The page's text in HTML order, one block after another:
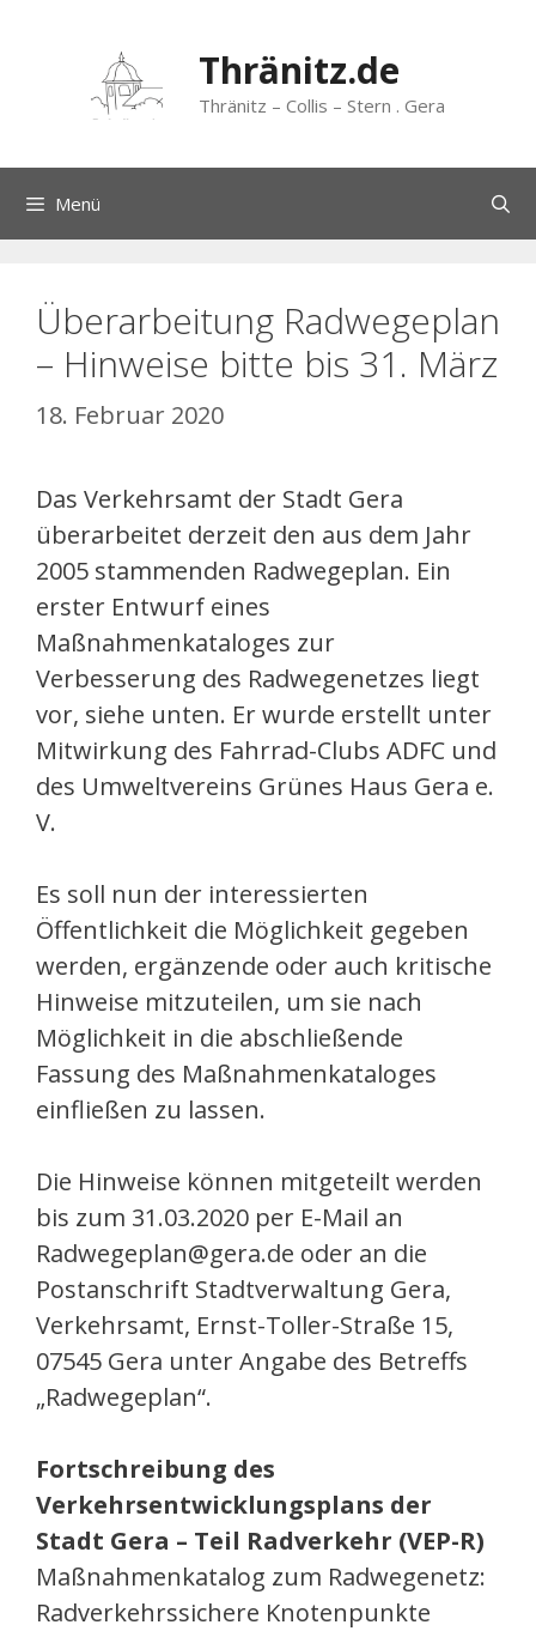
springen
Thränitz.de
Thränitz – Collis – Stern . Gera
Menü
Überarbeitung Radwegeplan
– Hinweise bitte bis 31. März
18. Februar 2020
Das Verkehrsamt der Stadt Gera
überarbeitet derzeit den aus dem Jahr
2005 stammenden Radwegeplan. Ein
erster Entwurf eines
Maßnahmenkataloges zur
Verbesserung des Radwegenetzes liegt
vor, siehe unten. Er wurde erstellt unter
Mitwirkung des Fahrrad-Clubs ADFC und
des Umweltvereins Grünes Haus Gera e.
V.
Es soll nun der interessierten
Öffentlichkeit die Möglichkeit gegeben
werden, ergänzende oder auch kritische
Hinweise mitzuteilen, um sie nach
Möglichkeit in die abschließende
Fassung des Maßnahmenkataloges
einfließen zu lassen.
Die Hinweise können mitgeteilt werden
bis zum 31.03.2020 per E-Mail an
Radwegeplan@gera.de oder an die
Postanschrift Stadtverwaltung Gera,
Verkehrsamt, Ernst-Toller-Straße 15,
07545 Gera unter Angabe des Betreffs
„Radwegeplan“.
Fortschreibung des
Verkehrsentwicklungsplans der
Stadt Gera – Teil Radverkehr (VEP-R)
Maßnahmenkatalog zum Radwegenetz:
Radverkehrssichere Knotenpunkte